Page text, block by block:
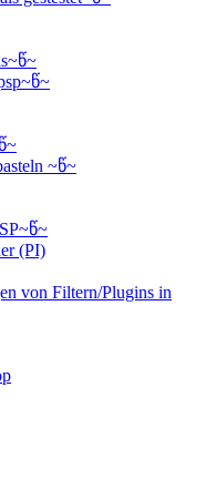
~წ~
(PI)
von Filtern/Plugins in